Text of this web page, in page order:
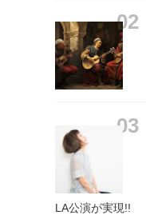
LA公演が実現!!